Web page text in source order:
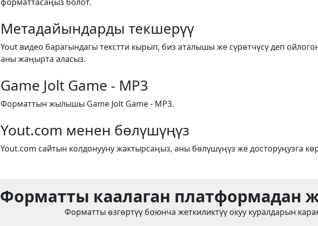
Метадайындарды текшерүү
Yout видео барагындагы текстти кырып, биз аталышы же сүрөтчүсү деп
аны жаңырта аласыз.
Game Jolt Game - MP3
Форматтын жылышы Game Jolt Game - MP3.
Yout.com менен бөлүшүңүз
Yout.com сайтын колдонууну жактырсаңыз, аны бөлүшүңүз же досторуңузга
Форматты каалаган платформадан
Форматты өзгөртүү боюнча жеткиликтүү окуу куралдарын